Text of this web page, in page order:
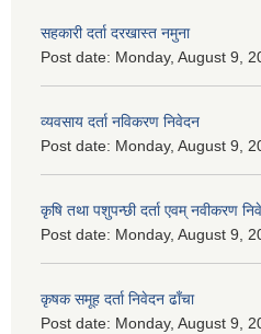
सहकारी दर्ता दरखास्त नमुना
Post date: Monday, August 9,
व्यवसाय दर्ता नविकरण निवेदन
Post date: Monday, August 9,
कृषि तथा पशुपन्छी दर्ता एवम् नवीकरण
Post date: Monday, August 9,
कृषक समूह दर्ता निवेदन ढाँचा
Post date: Monday, August 9,